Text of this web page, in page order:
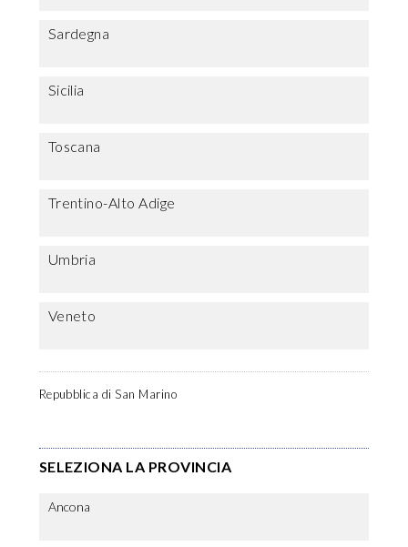
Sardegna
Sicilia
Toscana
Trentino-Alto Adige
Umbria
Veneto
Repubblica di San Marino
SELEZIONA LA PROVINCIA
Ancona